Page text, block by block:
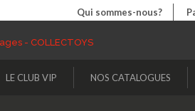
Qui sommes-nous?
LE CLUB VIP NOS CATALOGUES